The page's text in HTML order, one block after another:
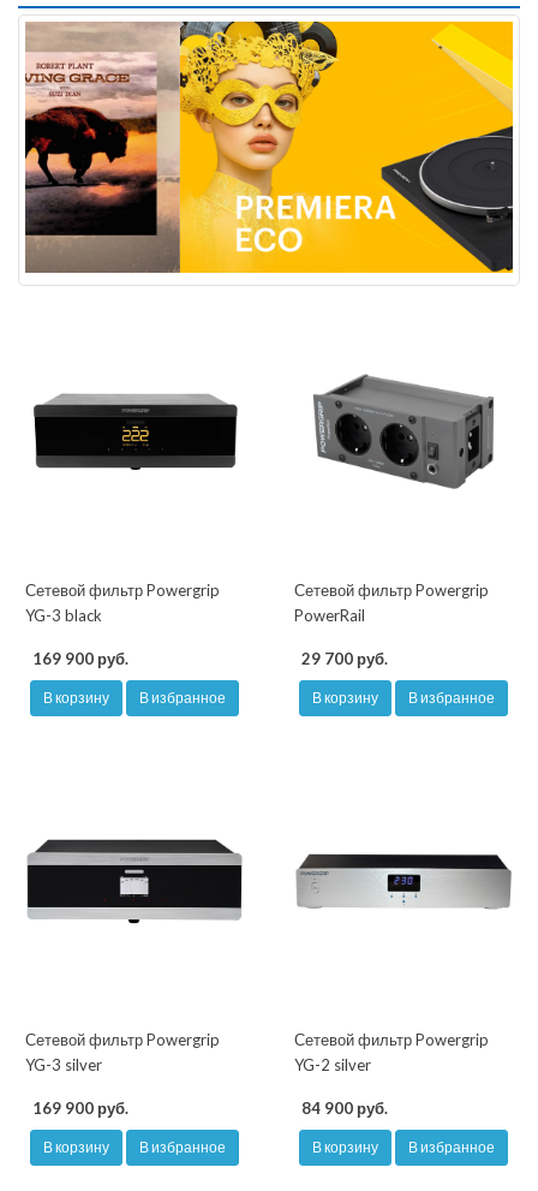
Сетевой фильтр Powergrip
YG-3 black
169 900 руб.
В корзину В избранное
Сетевой фильтр Powergrip
PowerRail
29 700 руб.
В корзину В избранное
Сетевой фильтр Powergrip
YG-3 silver
169 900 руб.
В корзину В избранное
Сетевой фильтр Powergrip
YG-2 silver
84 900 руб.
В корзину В избранное